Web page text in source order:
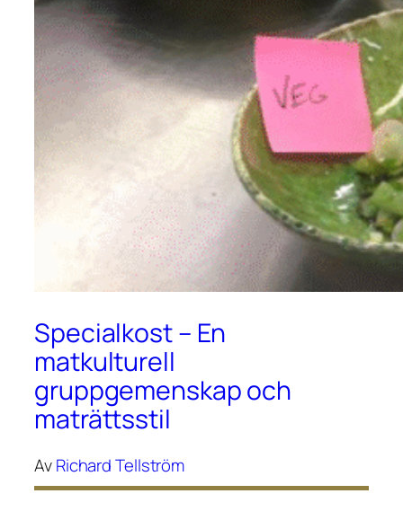
Specialkost – En
matkulturell
gruppgemenskap och
maträttsstil
AvRichard Tellström